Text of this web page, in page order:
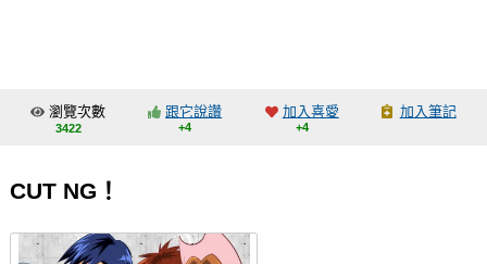
交流中心
會員功能選單
會員中心
瀏覽次數
3422
跟它說讚
+4
加入喜愛
+4
加入筆記
CUT NG！